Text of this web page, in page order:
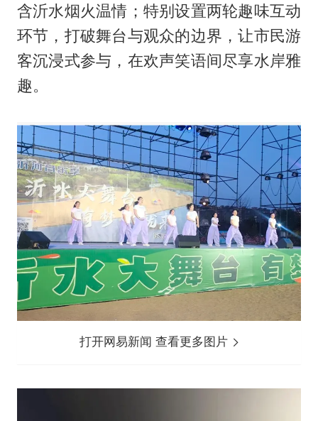
含沂水烟火温情；特别设置两轮趣味互动
环节，打破舞台与观众的边界，让市民游
客沉浸式参与，在欢声笑语间尽享水岸雅
趣。
打开网易新闻 查看更多图片